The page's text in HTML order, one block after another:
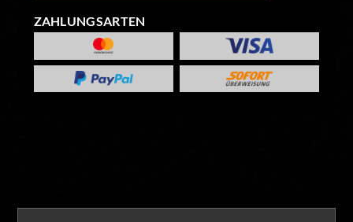
ZAHLUNGSARTEN